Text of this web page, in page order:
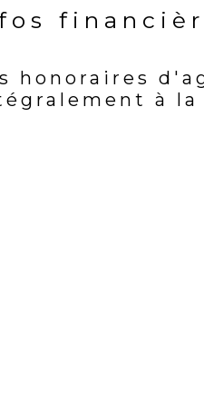
Valeurs
honoraires
à la